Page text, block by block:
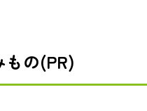
もの(PR)